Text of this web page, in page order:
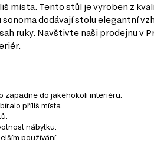
místa. Tento stůl je vyroben z
dodávají stolu elegantní
ruky. Navštivte naši prodejnu v
zapadne do jakéhokoli interiéru.
příliš místa.
nábytku.
používání.